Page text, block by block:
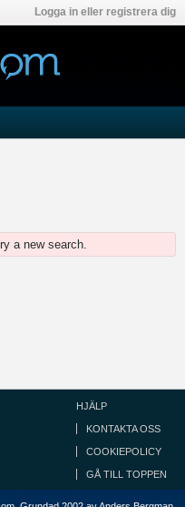
Logga in eller registrera dig
a new search.
HJÄLP
KONTAKTA OSS
COOKIEPOLICY
GÅ TILL TOPPEN